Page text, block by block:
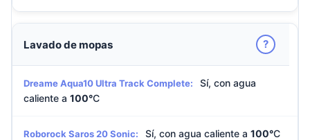
Lavado de mopas ?
Dreame Aqua10 Ultra Track Complete:
Sí, con agua
caliente a 100°C
Roborock Saros 20 Sonic: Sí, con agua caliente a 100°C